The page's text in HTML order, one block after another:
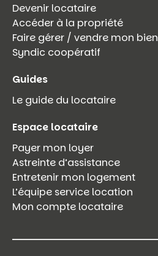
Devenir locataire
Accéder à la propriété
Faire gérer / vendre mon bien
Syndic coopératif
Guides
Le guide du locataire
Espace locataire
Payer mon loyer
Astreinte d’assistance
Entretenir mon logement
L’équipe service location
Mon compte locataire